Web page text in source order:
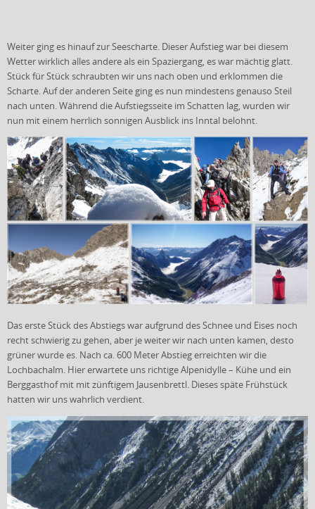
Weiter ging es hinauf zur Seescharte. Dieser Aufstieg war bei diesem
Wetter wirklich alles andere als ein Spaziergang, es war mächtig glatt.
Stück für Stück schraubten wir uns nach oben und erklommen die
Scharte. Auf der anderen Seite ging es nun mindestens genauso Steil
nach unten. Während die Aufstiegsseite im Schatten lag, wurden wir
nun mit einem herrlich sonnigen Ausblick ins Inntal belohnt.
Das erste Stück des Abstiegs war aufgrund des Schnee und Eises noch
recht schwierig zu gehen, aber je weiter wir nach unten kamen, desto
grüner wurde es. Nach ca. 600 Meter Abstieg erreichten wir die
Lochbachalm. Hier erwartete uns richtige Alpenidylle – Kühe und ein
Berggasthof mit mit zünftigem Jausenbrettl. Dieses späte Frühstück
hatten wir uns wahrlich verdient.